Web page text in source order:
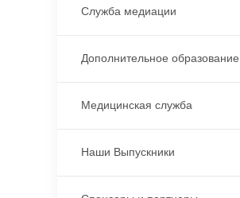
Служба медиации
Дополнительное образование
Медицинская служба
Наши Выпускники